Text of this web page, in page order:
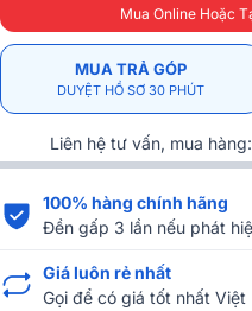
Mua Online Hoặc
MUA TRẢ GÓP
DUYỆT HỒ SƠ 30 PHÚT
Liên hệ tư vấn, mua hàng:
100% hàng chính hãng
Đền gấp 3 lần nếu phát
Giá luôn rẻ nhất
Gọi để có giá tốt nhất Việt